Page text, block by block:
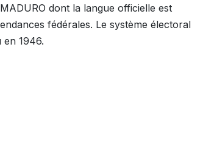
dont la langue officielle est
fédérales. Le système électoral
1946.